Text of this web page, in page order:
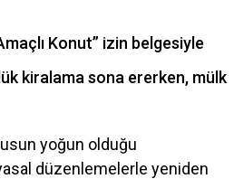
Konut” izin belgesiyle
kiralama sona ererken, mülk
yoğun olduğu
düzenlemelerle yeniden